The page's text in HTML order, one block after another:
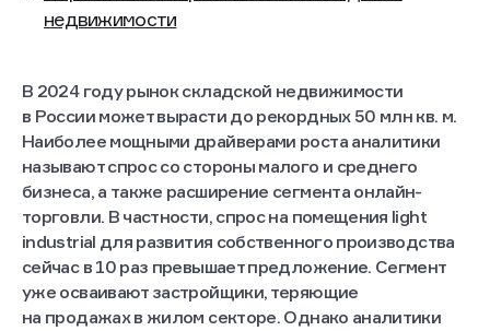
Перспективы строительства складской
В 2024 году рынок складской недвижимости
в России может вырасти до рекордных 50 млн кв. м.
Наиболее мощными драйверами роста аналитики
называют спрос со стороны малого и среднего
бизнеса, а также расширение сегмента онлайн-
торговли. В частности, спрос на помещения light
industrial для развития собственного производства
сейчас в 10 раз превышает предложение. Сегмент
уже осваивают застройщики, теряющие